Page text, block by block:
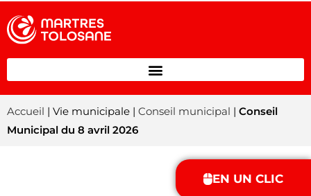
EN UN CLIC
Accueil | Vie municipale | Conseil municipal | Conseil
Municipal du 8 avril 2026